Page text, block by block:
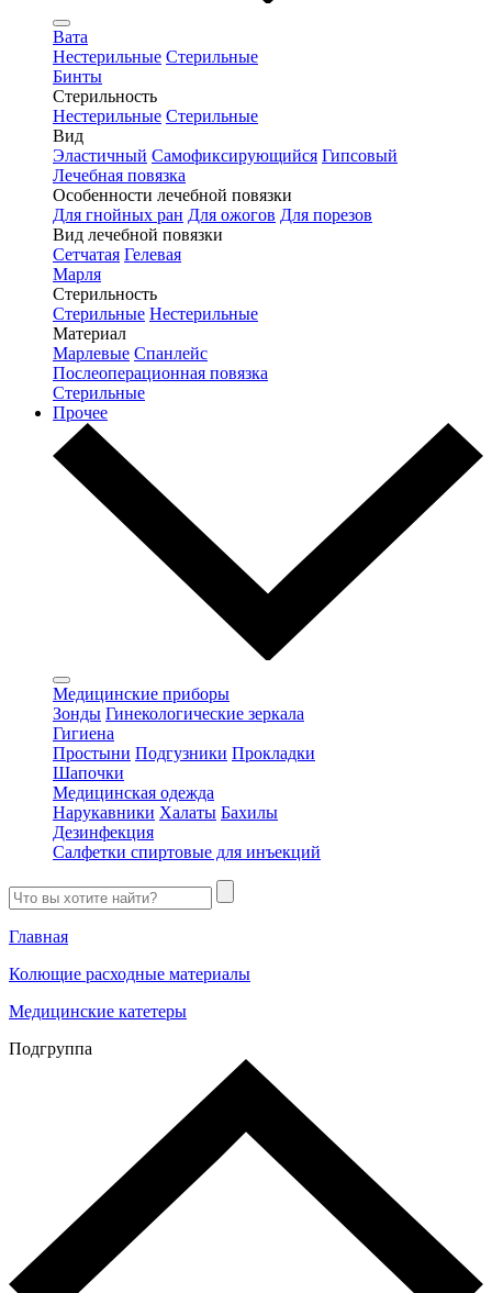
Вата
Нестерильные Стерильные
Бинты
Стерильность
Нестерильные Стерильные
Вид
Эластичный Самофиксирующийся Гипсовый
Лечебная повязка
Особенности лечебной повязки
Для гнойных ран Для ожогов Для порезов
Вид лечебной повязки
Сетчатая Гелевая
Марля
Стерильность
Стерильные Нестерильные
Материал
Марлевые Спанлейс
Послеоперационная повязка
Стерильные
Прочее
Медицинские приборы
Зонды Гинекологические зеркала
Гигиена
Простыни Подгузники Прокладки
Шапочки
Медицинская одежда
Нарукавники Халаты Бахилы
Дезинфекция
Салфетки спиртовые для инъекций
Главная
Колющие расходные материалы
Медицинские катетеры
Подгруппа